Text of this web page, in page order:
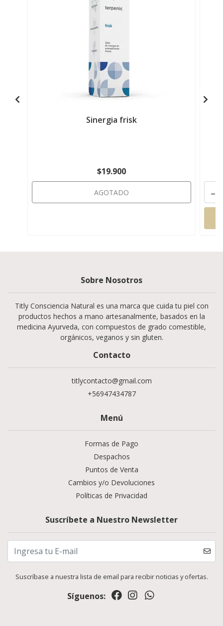
Sinergia frisk
$19.900
AGOTADO -
Sobre Nosotros
Titly Consciencia Natural es una marca que cuida tu piel con
productos hechos a mano artesanalmente, basados en la
medicina Ayurveda, con compuestos de grado comestible,
orgánicos, veganos y sin gluten.
Contacto
titlycontacto@gmail.com
+56947434787
Menú
Formas de Pago
Despachos
Puntos de Venta
Cambios y/o Devoluciones
Políticas de Privacidad
Suscríbete a Nuestro Newsletter
Suscríbase a nuestra lista de email para recibir noticias y ofertas.
Síguenos: